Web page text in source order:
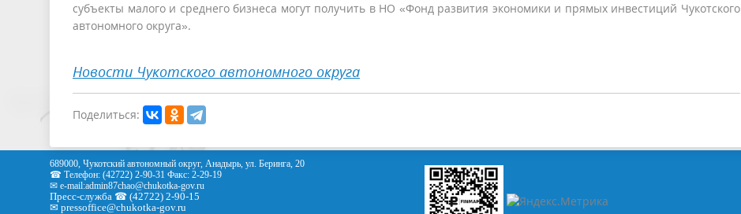
субъекты малого и среднего бизнеса могут получить в НО «Фонд развития экономики и прямых инвестиций Чукотского
автономного округа».
Новости Чукотского автономного округа
Поделиться:
689000, Чукотский автономный округ, Анадырь, ул. Беринга, 20
☎ Телефон: (42722) 2-90-31 Факс: 2-29-19
✉ e-mail:admin87chao@chukotka-gov.ru
Пресс-служба ☎ (42722) 2-90-15
✉ pressoffice@chukotka-gov.ru